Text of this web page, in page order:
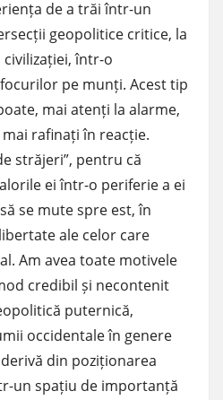
de a trăi într-un
geopolitice critice, la
într-o
pe munți. Acest tip
mai atenți la alarme,
rafinați în reacție.
străjeri”, pentru că
ei într-o periferie a ei
se mute spre est, în
ale celor care
Am avea toate motivele
credibil și necontenit
puternică,
occidentale în genere
derivă din poziționarea
un spațiu de importanță